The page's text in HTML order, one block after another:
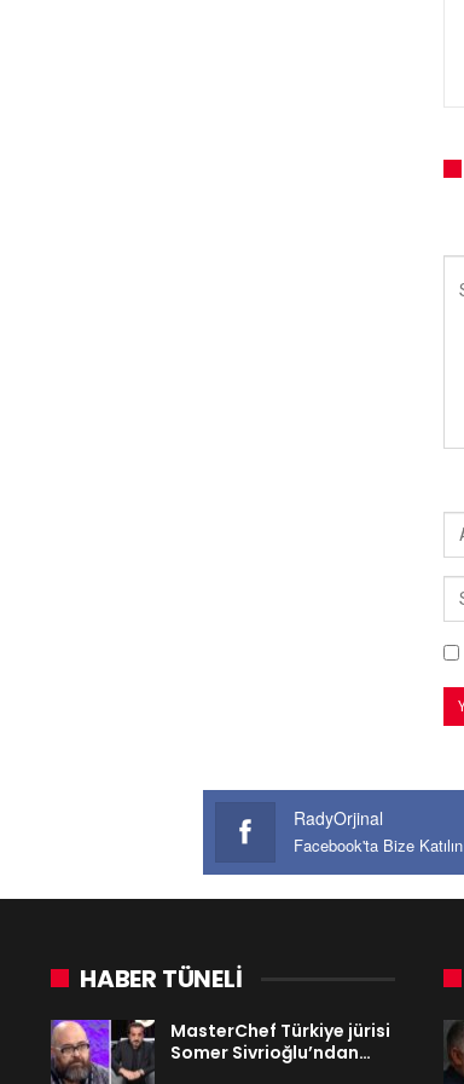
RadyOrjinal
Facebook'ta Bize Katılın
HABER TÜNELİ
MasterChef Türkiye jürisi
Somer Sivrioğlu’ndan…